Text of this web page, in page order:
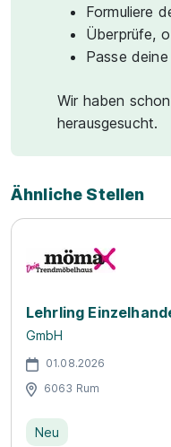
Formuliere
Überprüfe,
Passe
Wir haben
herausgesucht.
Ähnliche Stellen
Lehrling
GmbH
01.08.2026
6063 Rum
Neu